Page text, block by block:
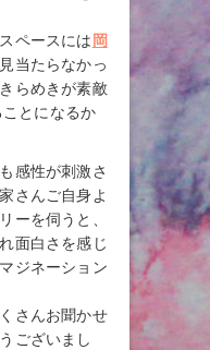
ペースには 岡
当たらなかっ
らめきが素敵
ことになるか
感性が刺激さ
さんご自身よ
ーを伺うと、
面白さを感じ
ジネーション
さんお聞かせ
ございまし